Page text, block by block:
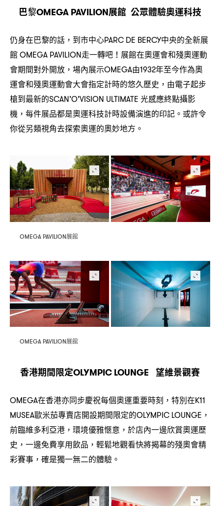
巴黎OMEGA PAVILION展館 公眾體驗奧運科技
仍身在巴黎的話 ， 到市中心PARC DE BERCY中央的全新展
館 OMEGA PAVILION走一轉吧 ！ 展館在奧運會和殘奧運動
會期間對外開放 ， 場內展示OMEGA由1932年至今作為奧
運會和殘奧運動會大會指定計時的悠久歷史 ， 由電子起步
槍到最新的SCAN’O’VISION ULTIMATE 光感應終點攝影
機 ， 每件展品都是奧運科技計時設備演進的印記。或許令
你從另類視角去探索奧運的奧妙地方。
OMEGA PAVILION展館
OMEGA PAVILION展館
香港期間限定OLYMPIC LOUNGE 望維景觀賽
OMEGA在香港亦同步慶祝每個奧運重要時刻 ， 特別在K11
MUSEA歐米茄專賣店開設期間限定的OLYMPIC LOUNGE，
前臨維多利亞港 ， 環境優雅愜意 ， 於店內一邊欣賞奧運歷
史 ， 一邊免費享用飲品 ， 輕鬆地觀看快將揭幕的殘奧會精
彩賽事 ， 確是獨一無二的體驗。